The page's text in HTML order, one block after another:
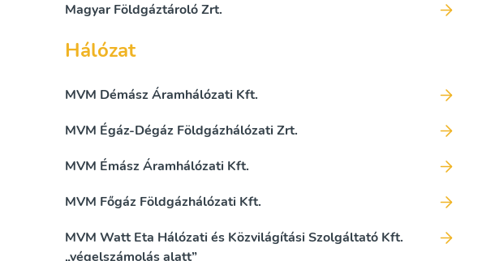
Magyar Földgáztároló Zrt.
Hálózat
MVM Démász Áramhálózati Kft.
MVM Égáz-Dégáz Földgázhálózati Zrt.
MVM Émász Áramhálózati Kft.
MVM Főgáz Földgázhálózati Kft.
MVM Watt Eta Hálózati és Közvilágítási Szolgáltató Kft.
„végelszámolás alatt”